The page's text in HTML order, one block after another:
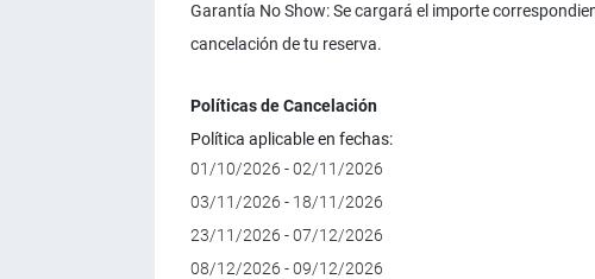
Garantía No Show: Se cargará el importe
cancelación de tu reserva.
Políticas de Cancelación
Política aplicable en fechas:
01/10/2026 - 02/11/2026
03/11/2026 - 18/11/2026
23/11/2026 - 07/12/2026
08/12/2026 - 09/12/2026